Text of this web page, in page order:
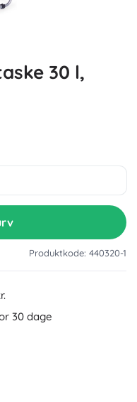
30 l,
Produktkode: 440320-1
30 dage